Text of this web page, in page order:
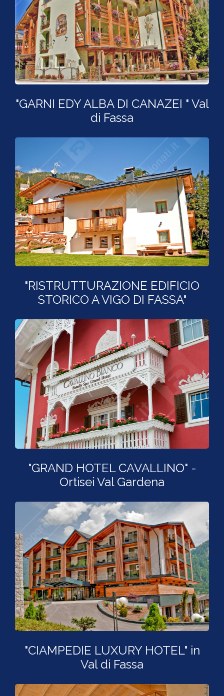
"GARNI EDY ALBA DI CANAZEI " Val
di Fassa
"RISTRUTTURAZIONE EDIFICIO
STORICO A VIGO DI FASSA"
"GRAND HOTEL CAVALLINO" -
Ortisei Val Gardena
"CIAMPEDIE LUXURY HOTEL" in
Val di Fassa